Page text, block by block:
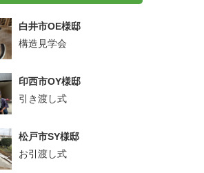
白井市OE様邸
構造見学会
印西市OY様邸
引き渡し式
松戸市SY様邸
お引渡し式